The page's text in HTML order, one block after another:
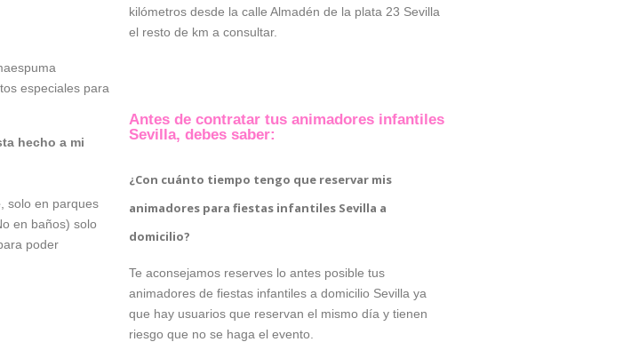
especiales para
hecho a mi
, solo en parques
en baños) solo
poder
kilómetros desde la calle Almadén de la plata 23 Sevilla
el resto de km a consultar.
Antes de contratar tus animadores infantiles
Sevilla, debes saber:
¿Con cuánto tiempo tengo que reservar mis
animadores para fiestas infantiles Sevilla a
domicilio?
Te aconsejamos reserves lo antes posible tus
animadores de fiestas infantiles a domicilio Sevilla ya
que hay usuarios que reservan el mismo día y tienen
riesgo que no se haga el evento.